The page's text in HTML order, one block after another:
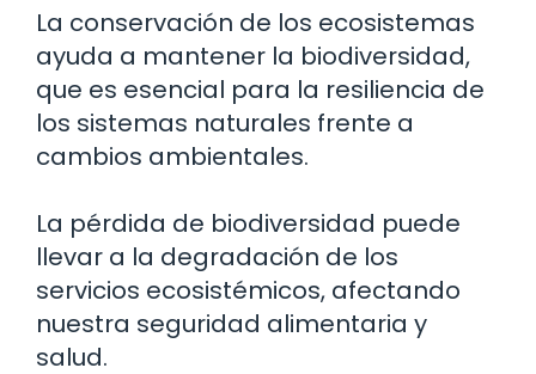
La conservación de los ecosistemas
ayuda a mantener la biodiversidad,
que es esencial para la resiliencia de
los sistemas naturales frente a
cambios ambientales.
La pérdida de biodiversidad puede
llevar a la degradación de los
servicios ecosistémicos, afectando
nuestra seguridad alimentaria y
salud.